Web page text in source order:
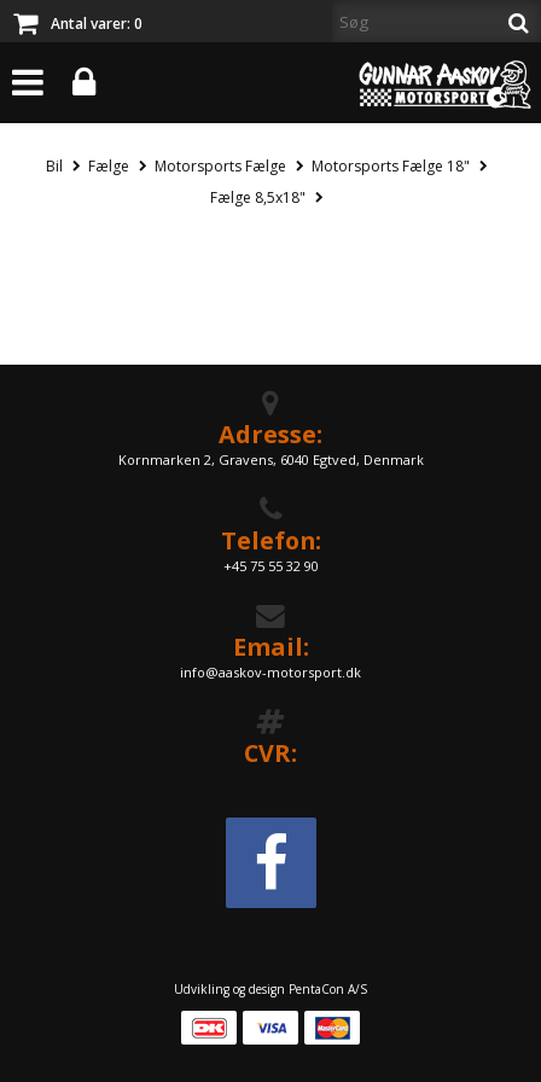
Antal varer: 0
Bil Fælge Motorsports Fælge
Motorsports Fælge 18"
Fælge 8,5x18"
Adresse:
Kornmarken 2, Gravens, 6040 Egtved, Denmark
Telefon:
+45 75 55 32 90
Email:
info@aaskov-motorsport.dk
CVR:
Udvikling og design PentaCon A/S